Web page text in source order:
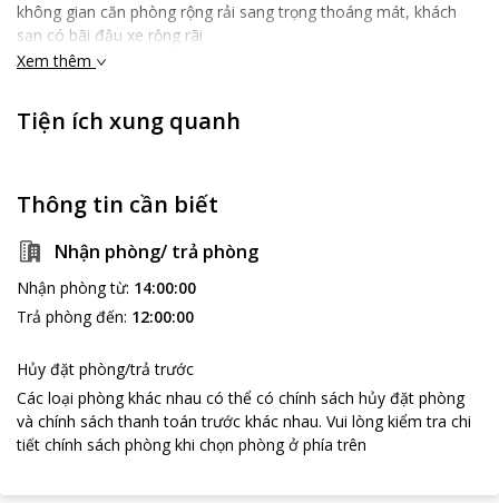
không gian căn phòng rộng rải sang trọng thoáng mát, khách
sạn có bãi đậu xe rộng rãi
Xem thêm
Tiện ích xung quanh
Thông tin cần biết
Nhận phòng/ trả phòng
Nhận phòng từ: 14:00:00
Trả phòng đến: 12:00:00
Hủy đặt phòng/trả trước
Các loại phòng khác nhau có thể có chính sách hủy đặt phòng
và chính sách thanh toán trước khác nhau. Vui lòng kiểm tra chi
tiết chính sách phòng khi chọn phòng ở phía trên